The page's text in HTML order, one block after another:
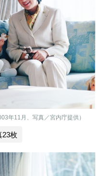
年11月、写真／宮内庁提供）
23枚